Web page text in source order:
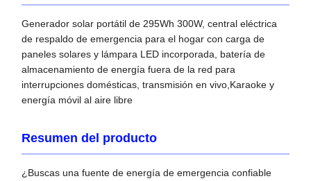
Generador solar portátil de 295Wh 300W, central eléctrica
de respaldo de emergencia para el hogar con carga de
paneles solares y lámpara LED incorporada, batería de
almacenamiento de energía fuera de la red para
interrupciones domésticas, transmisión en vivo,Karaoke y
energía móvil al aire libre
Resumen del producto
¿Buscas una fuente de energía de emergencia confiable